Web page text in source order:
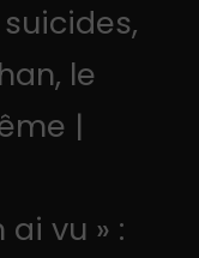
le
|
ai vu » :